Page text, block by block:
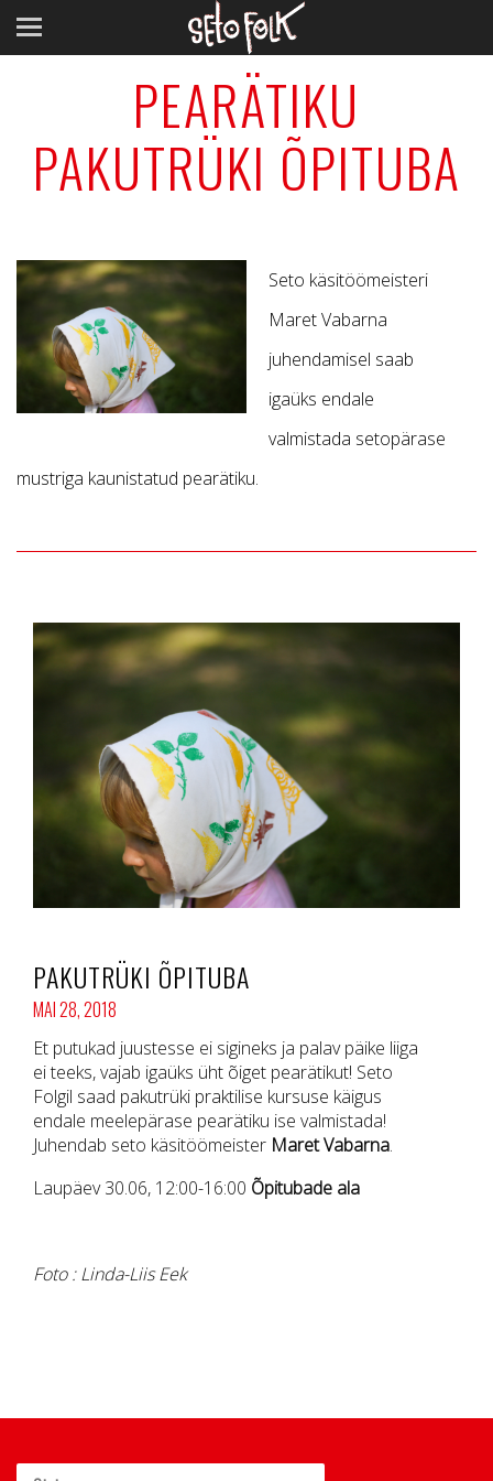
PEARÄTIKU
PAKUTRÜKI ÕPITUBA
Seto käsitöömeisteri
Maret Vabarna
juhendamisel saab
igaüks endale
valmistada setopärase
mustriga kaunistatud pearätiku.
PAKUTRÜKI ÕPITUBA
MAI 28, 2018
Et putukad juustesse ei sigineks ja palav päike liiga
ei teeks, vajab igaüks üht õiget pearätikut! Seto
Folgil saad pakutrüki praktilise kursuse käigus
endale meelepärase pearätiku ise valmistada!
Juhendab seto käsitöömeister Maret Vabarna.
Laupäev 30.06, 12:00-16:00 Õpitubade ala
Foto : Linda-Liis Eek